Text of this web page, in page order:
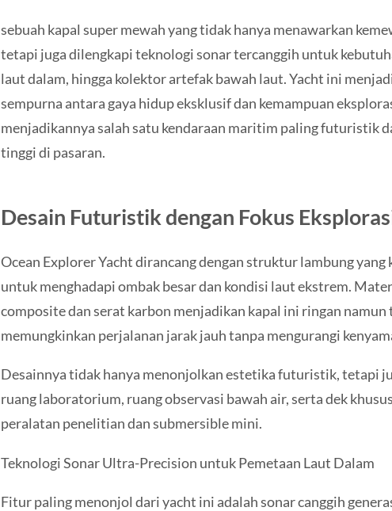
sebuah kapal super mewah yang tidak hanya menawarkan
tetapi juga dilengkapi teknologi sonar tercanggih untuk
laut dalam, hingga kolektor artefak bawah laut. Yacht ini
sempurna antara gaya hidup eksklusif dan kemampuan
menjadikannya salah satu kendaraan maritim paling futuristik
tinggi di pasaran.
Desain Futuristik dengan Fokus
Ocean Explorer Yacht dirancang dengan struktur lambung yang
untuk menghadapi ombak besar dan kondisi laut ekstrem.
composite dan serat karbon menjadikan kapal ini ringan namun
memungkinkan perjalanan jarak jauh tanpa mengurangi
Desainnya tidak hanya menonjolkan estetika futuristik, tetapi
ruang laboratorium, ruang observasi bawah air, serta dek
peralatan penelitian dan submersible mini.
Teknologi Sonar Ultra-Precision untuk Pemetaan Laut Dalam
Fitur paling menonjol dari yacht ini adalah sonar canggih